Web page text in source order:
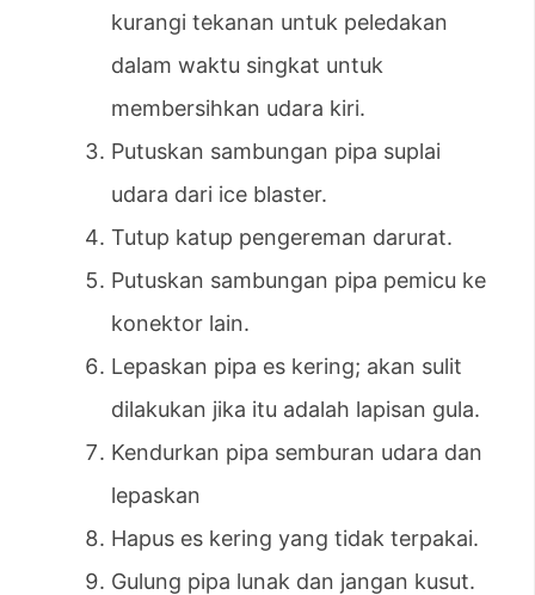
kurangi tekanan untuk peledakan
dalam waktu singkat untuk
membersihkan udara kiri.
Putuskan sambungan pipa suplai
udara dari ice blaster.
Tutup katup pengereman darurat.
Putuskan sambungan pipa pemicu ke
konektor lain.
Lepaskan pipa es kering; akan sulit
dilakukan jika itu adalah lapisan gula.
Kendurkan pipa semburan udara dan
lepaskan
Hapus es kering yang tidak terpakai.
Gulung pipa lunak dan jangan kusut.